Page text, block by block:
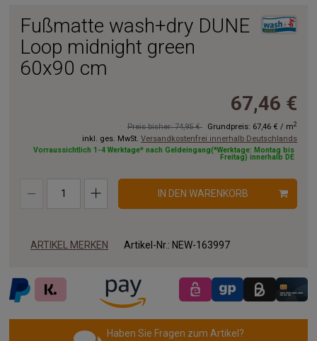
Fußmatte wash+dry DUNE
Loop midnight green
60x90 cm
67,46 €
Preis bisher: 74,95 € Grundpreis: 67,46 € / m2
inkl. ges. MwSt. Versandkostenfrei innerhalb Deutschlands
Vorraussichtlich 1-4 Werktage* nach Geldeingang(*Werktage: Montag bis
Freitag) innerhalb DE
IN DEN WARENKORB
ARTIKEL MERKEN Artikel-Nr.: NEW-163997
Haben Sie Fragen zum Artikel?